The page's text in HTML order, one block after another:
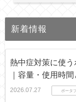
新着情報
熱中症対策に使
｜容量・使用時
2026.07.27 ポータ